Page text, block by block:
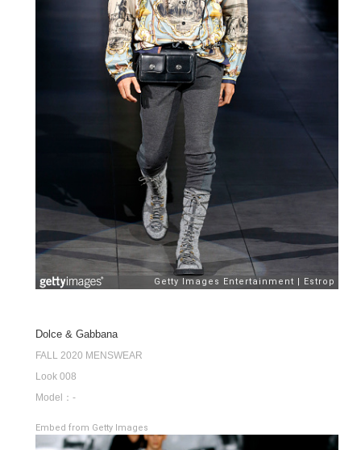
Dolce & Gabbana
FALL 2020 MENSWEAR
Look 008
Model：-
Embed from Getty Images